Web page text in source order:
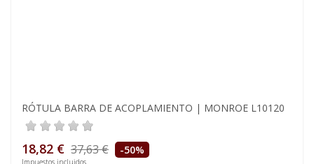
RÓTULA BARRA DE ACOPLAMIENTO | MONROE L10120
18,82 € 37,63 € -50%